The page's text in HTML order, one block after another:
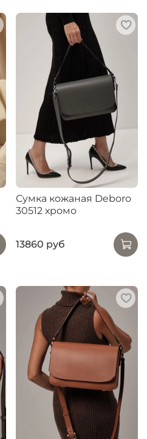
Сумка кожаная Deboro
30512 хромо
13860 руб